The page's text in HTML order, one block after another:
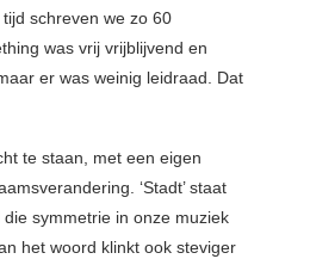
schreven we zo 60
was vrij vrijblijvend en
er was weinig leidraad. Dat
te staan, met een eigen
‘Stadt’ staat
symmetrie in onze muziek
het woord klinkt ook steviger